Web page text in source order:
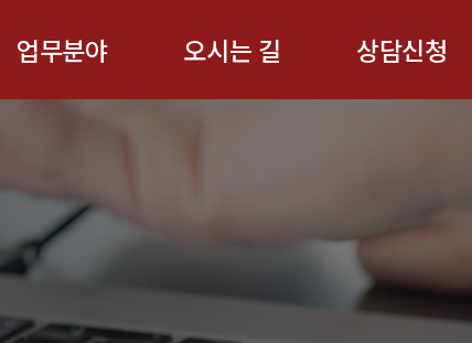
업무분야 오시는 길 상담신청